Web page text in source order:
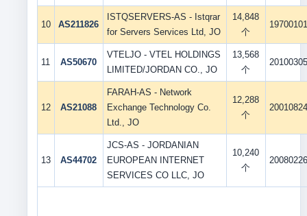
10 AS211826
ISTQSERVERS-AS - Istqrar
for Servers Services Ltd, JO
14,848
个
19700101
11 AS50670
VTELJO - VTEL HOLDINGS
LIMITED/JORDAN CO., JO
13,568
个
20100305
12 AS21088
FARAH-AS - Network
Exchange Technology Co.
Ltd., JO
12,288
个
20010824
13 AS44702
JCS-AS - JORDANIAN
EUROPEAN INTERNET
SERVICES CO LLC, JO
10,240
个
20080226